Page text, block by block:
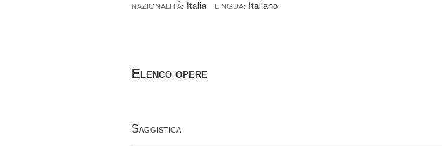
NAZIONALITÀ: Italia LINGUA: Italiano
Elenco opere
Saggistica